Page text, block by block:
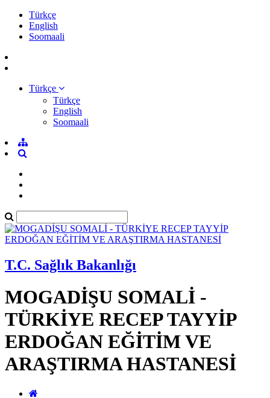
Türkçe
English
Soomaali
Türkçe
Türkçe
English
Soomaali
T.C. Sağlık Bakanlığı
MOGADİŞU SOMALİ -
TÜRKİYE RECEP TAYYİP
ERDOĞAN EĞİTİM VE
ARAŞTIRMA HASTANESİ